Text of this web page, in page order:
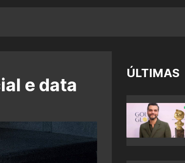
e data
ÚLTIMAS